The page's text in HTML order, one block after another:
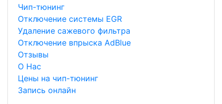
Чип-тюнинг
Отключение системы EGR
Удаление сажевого фильтра
Отключение впрыска AdBlue
Отзывы
О Нас
Цены на чип-тюнинг
Запись онлайн